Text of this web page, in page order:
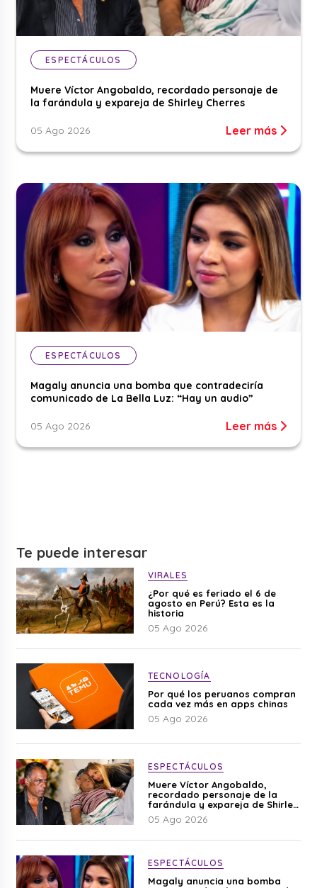
ESPECTÁCULOS
Muere Víctor Angobaldo, recordado personaje de
la farándula y expareja de Shirley Cherres
05 Ago 2026 Leer más
ESPECTÁCULOS
Magaly anuncia una bomba que contradeciría
comunicado de La Bella Luz: “Hay un audio”
05 Ago 2026 Leer más
Te puede interesar
VIRALES
¿Por qué es feriado el 6 de
agosto en Perú? Esta es la
historia
05 Ago 2026
TECNOLOGÍA
Por qué los peruanos compran
cada vez más en apps chinas
05 Ago 2026
ESPECTÁCULOS
Muere Víctor Angobaldo,
recordado personaje de la
farándula y expareja de Shirley
Cherres
05 Ago 2026
ESPECTÁCULOS
Magaly anuncia una bomba